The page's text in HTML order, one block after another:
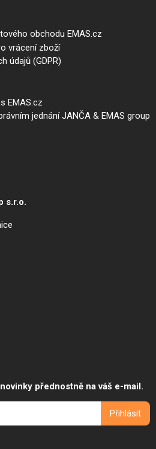
obchodu EMAS.cz
vrácení zboží
údajů (GDPR)
EMAS.cz
jednání JANČA & EMAS group
s.r.o.
přednostně na váš e-mail.